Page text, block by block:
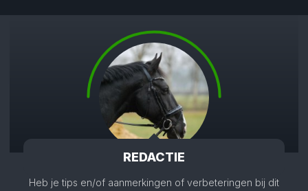
REDACTIE
Heb je tips en/of aanmerkingen of verbeteringen bij dit